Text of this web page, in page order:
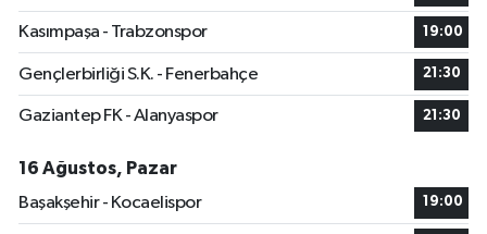
Kasımpaşa - Trabzonspor 19:00
Gençlerbirliği S.K. - Fenerbahçe 21:30
Gaziantep FK - Alanyaspor 21:30
16 Ağustos, Pazar
Başakşehir - Kocaelispor
19:00